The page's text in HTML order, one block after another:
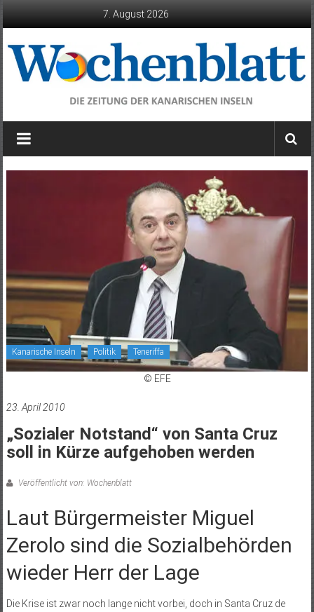
7. August 2026
Wochenblatt
die
Kanarische Inseln Politik Teneriffa
© EFE
23. April 2010
„Sozialer Notstand“ von Santa Cruz
soll in Kürze aufgehoben werden
Veröffentlicht von: Wochenblatt
Laut Bürgermeister Miguel
Zerolo sind die Sozialbehörden
wieder Herr der Lage
Die Krise ist zwar noch lange nicht vorbei, doch in Santa Cruz de